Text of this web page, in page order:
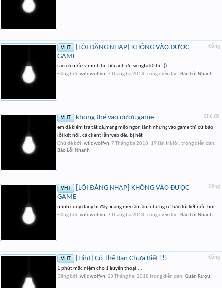
Đăng
VHT
[LỖI ĐĂNG NHẬP] KHÔNG VÀO ĐƯỢC
GAME
sao có mối sv mình bị thôi anh ơi, sv ngta k0 bị =))
Đăng bởi: wildwolfvn, 7 Tháng ba 2018 trong diễn đàn: Báo Lỗi Nhanh
Chủ đề
VHT không thể vào được game
em đã kiểm tra tất cả,mạng mẽo ngon lành nhưng vào game thì cứ báo
lỗi kết nối. cả client lẫn web đều bị hết
Chủ đề bởi: wildwolfvn, 7 Tháng ba 2018, 19 lần trả lời, trong diễn đàn:
Báo Lỗi Nhanh
Đăng
VHT
[LỖI ĐĂNG NHẬP] KHÔNG VÀO ĐƯỢC
GAME
mình cũng đang bị đây, mạng mẽo ầm ầm nhưng cứ báo lỗi kết nối thôi
Đăng bởi: wildwolfvn, 7 Tháng ba 2018 trong diễn đàn: Báo Lỗi Nhanh
Đăng
VHT [Hint] Có Thể Bạn Chưa Biết !!!
1 phút mặc niệm cho 1 huyền thoại....
Đăng bởi: wildwolfvn, 28 Tháng hai 2018 trong diễn đàn: Quán Rượu